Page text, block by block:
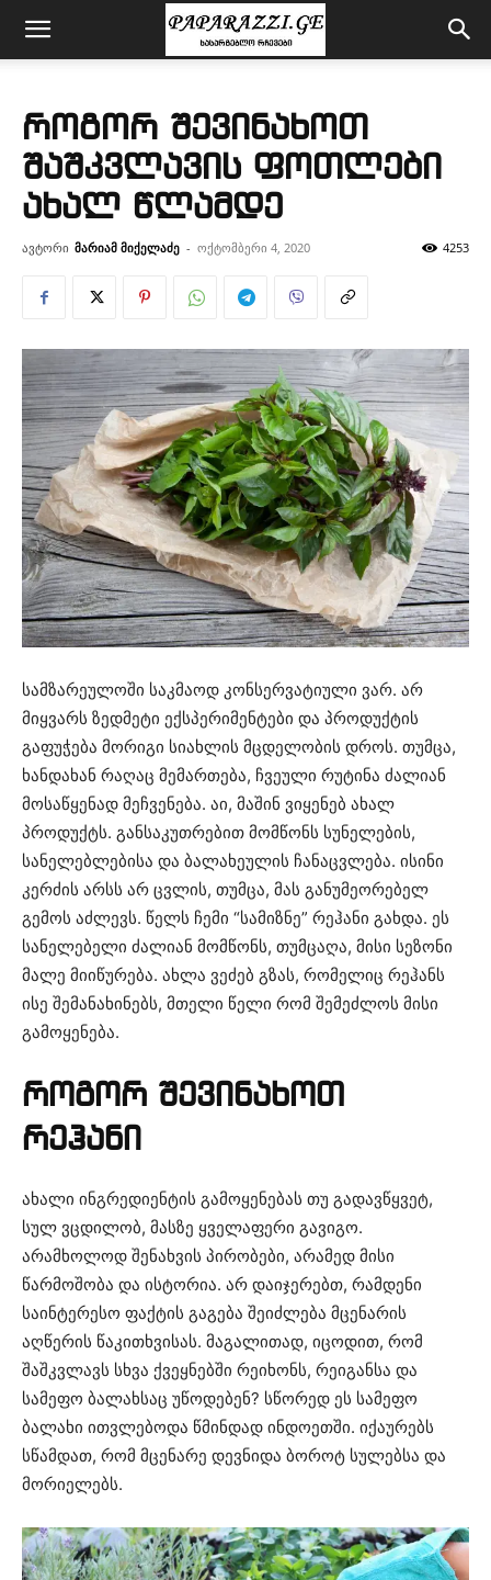
როგორ შევინახოთ
შაშკვლავის ფოთლები
ახალ წლამდე
ავტორი მარიამ მიქელაძე - ოქტომბერი 4, 2020 4253
სამზარეულოში საკმაოდ კონსერვატიული ვარ. არ
მიყვარს ზედმეტი ექსპერიმენტები და პროდუქტის
გაფუჭება მორიგი სიახლის მცდელობის დროს. თუმცა,
ხანდახან რაღაც მემართება, ჩვეული რუტინა ძალიან
მოსაწყენად მეჩვენება. აი, მაშინ ვიყენებ ახალ
პროდუქტს. განსაკუთრებით მომწონს სუნელების,
სანელებლებისა და ბალახეულის ჩანაცვლება. ისინი
კერძის არსს არ ცვლის, თუმცა, მას განუმეორებელ
გემოს აძლევს. წელს ჩემი “სამიზნე” რეჰანი გახდა. ეს
სანელებელი ძალიან მომწონს, თუმცაღა, მისი სეზონი
მალე მიიწურება. ახლა ვეძებ გზას, რომელიც რეჰანს
ისე შემანახინებს, მთელი წელი რომ შემეძლოს მისი
გამოყენება.
როგორ შევინახოთ
რეჰანი
ახალი ინგრედიენტის გამოყენებას თუ გადავწყვეტ,
სულ ვცდილობ, მასზე ყველაფერი გავიგო.
არამხოლოდ შენახვის პირობები, არამედ მისი
წარმოშობა და ისტორია. არ დაიჯერებთ, რამდენი
საინტერესო ფაქტის გაგება შეიძლება მცენარის
აღწერის წაკითხვისას. მაგალითად, იცოდით, რომ
შაშკვლავს სხვა ქვეყნებში რეიხონს, რეიგანსა და
სამეფო ბალახსაც უწოდებენ? სწორედ ეს სამეფო
ბალახი ითვლებოდა წმინდად ინდოეთში. იქაურებს
სწამდათ, რომ მცენარე დევნიდა ბოროტ სულებსა და
მორიელებს.